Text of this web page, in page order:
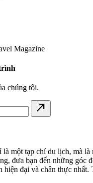
Magazine
chúng tôi.
north_east
một tạp chí du lịch, mà là
đưa bạn đến những góc
hiện đại và chân thực nhất.